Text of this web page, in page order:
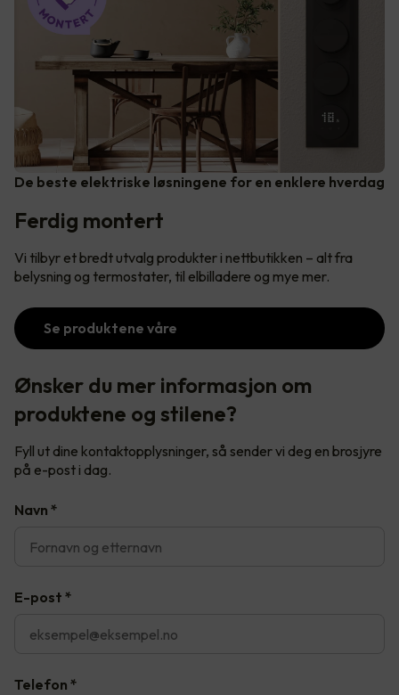
De beste elektriske løsningene for en enklere hverdag
Ferdig montert
Vi tilbyr et bredt utvalg produkter i nettbutikken – alt fra
belysning og termostater, til elbilladere og mye mer.
Se produktene våre
Ønsker du mer informasjon om
produktene og stilene?
Fyll ut dine kontaktopplysninger, så sender vi deg en brosjyre
på e-post i dag.
Navn *
E-post *
Telefon *